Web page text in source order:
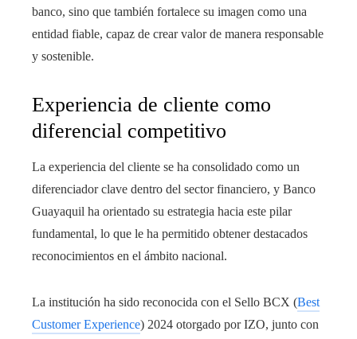
banco, sino que también fortalece su imagen como una
entidad fiable, capaz de crear valor de manera responsable
y sostenible.
Experiencia de cliente como
diferencial competitivo
La experiencia del cliente se ha consolidado como un
diferenciador clave dentro del sector financiero, y Banco
Guayaquil ha orientado su estrategia hacia este pilar
fundamental, lo que le ha permitido obtener destacados
reconocimientos en el ámbito nacional.
La institución ha sido reconocida con el Sello BCX (Best
Customer Experience) 2024 otorgado por IZO, junto con